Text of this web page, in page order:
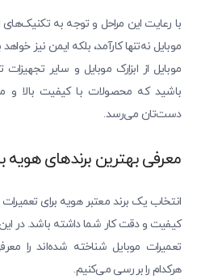
با رعایت این مراحل و توجه به تکنیک‌های
موبایل نه‌تنها کارآمد، بلکه ایمن نیز
موبایل از ابزارک موبایل و سایر
باشید که محصولات با کیفیت بالا و
دست‌تان می‌رسد.
معرفی بهترین برندهای هویه
انتخاب یک برند معتبر هویه برای
کیفیت و دقت کار شما داشته باشد. در
تعمیرات موبایل شناخته شده‌اند را
هرکدام را بررسی می‌کنیم.